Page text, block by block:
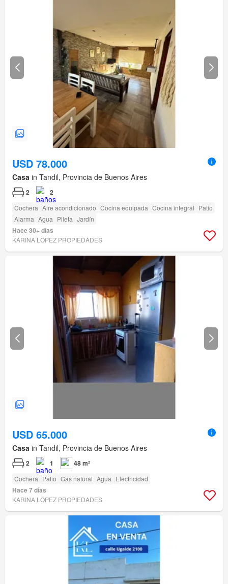
USD 78.000
Casa in Tandil, Provincia de Buenos Aires
2 2
Cochera Aire acondicionado Cocina equipada Cocina integral Patio
Alarma Agua Pileta Jardín
Hace 30+ días
KARINA LOPEZ PROPIEDADES
USD 65.000
Casa in Tandil, Provincia de Buenos Aires
2 1 48 m²
Cochera Patio Gas natural Agua Electricidad
Hace 7 días
KARINA LOPEZ PROPIEDADES